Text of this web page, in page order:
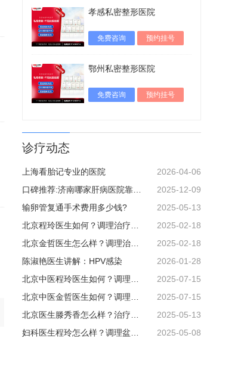
孝感私密整形医院
免费咨询 预约挂号
鄂州私密整形医院
免费咨询 预约挂号
诊疗动态
上海看胎记专业的医院
2026-04-06
2025-12-09
输卵管复通手术费用多少钱?
2025-05-13
2025-02-18
2025-02-18
陈淑艳医生讲解：HPV感染
2026-01-28
2025-07-15
2025-07-15
2025-05-13
2025-05-08